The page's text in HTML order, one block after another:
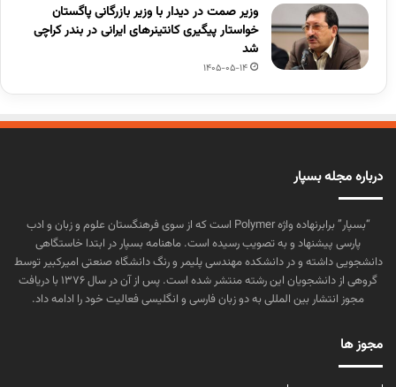
وزیر صمت در دیدار با وزیر بازرگانی پاگستان
خواستار پیگیری کانتینرهای ایرانی در بندر کراچی
شد
1405-05-14
درباره مجله بسپار
“بسپار” برابرنهاده واژه Polymer است که از سوی فرهنگستان علوم و زبان و ادب
پارسی پیشنهاد و به تصویب رسیده است. ماهنامه بسپار در ابتدا خاستگاهی
دانشجویی داشته و در دانشکده مهندسی پلیمر و رنگ دانشگاه صنعتی امیرکبیر توسط
گروهی از دانشجویان این رشته منتشر شده است. پس از آن در سال ۱۳۷۶ با دریافت
مجوز انتشار بین المللی به دو زبان فارسی و انگلیسی فعالیت خود را ادامه داد.
مجوز ها